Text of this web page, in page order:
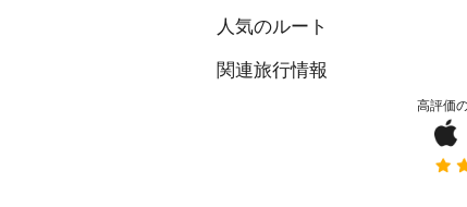
人気のルート
関連旅行情報
高評価